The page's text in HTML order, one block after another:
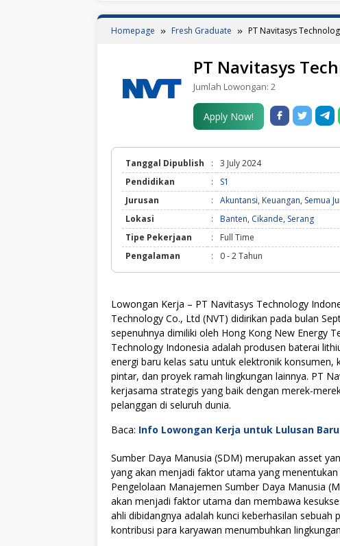
Homepage Fresh Graduate PT Navitasys
PT Navitasys
Jumlah Lowongan: 2
Apply Now!
Tanggal Dipublish :
3 July 2024
Pendidikan
:
S1
Jurusan
: Akuntansi, Keuangan, Semua
Lokasi
: Banten, Cikande, Serang
Tipe Pekerjaan
:
Full Time
Pengalaman
: 0 - 2 Tahun
Lowongan Kerja – PT Navitasys Technology
Technology Co., Ltd (NVT) didirikan pada bulan
sepenuhnya dimiliki oleh Hong Kong New Energy
Technology Indonesia adalah produsen baterai
energi baru kelas satu untuk elektronik konsumen,
pintar, dan proyek ramah lingkungan lainnya. PT
kerjasama strategis yang baik dengan merek-
pelanggan di seluruh dunia.
Baca: Info Lowongan Kerja untuk Lulusan Baru
Sumber Daya Manusia (SDM) merupakan asset
yang akan menjadi faktor utama yang
Pengelolaan Manajemen Sumber Daya Manusia
akan menjadi faktor utama dan membawa
ahli dibidangnya adalah kunci keberhasilan
kontribusi para karyawan menumbuhkan